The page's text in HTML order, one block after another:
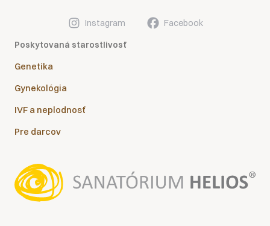
Instagram Facebook
Poskytovaná starostlivosť
Genetika
Gynekológia
IVF a neplodnosť
Pre darcov